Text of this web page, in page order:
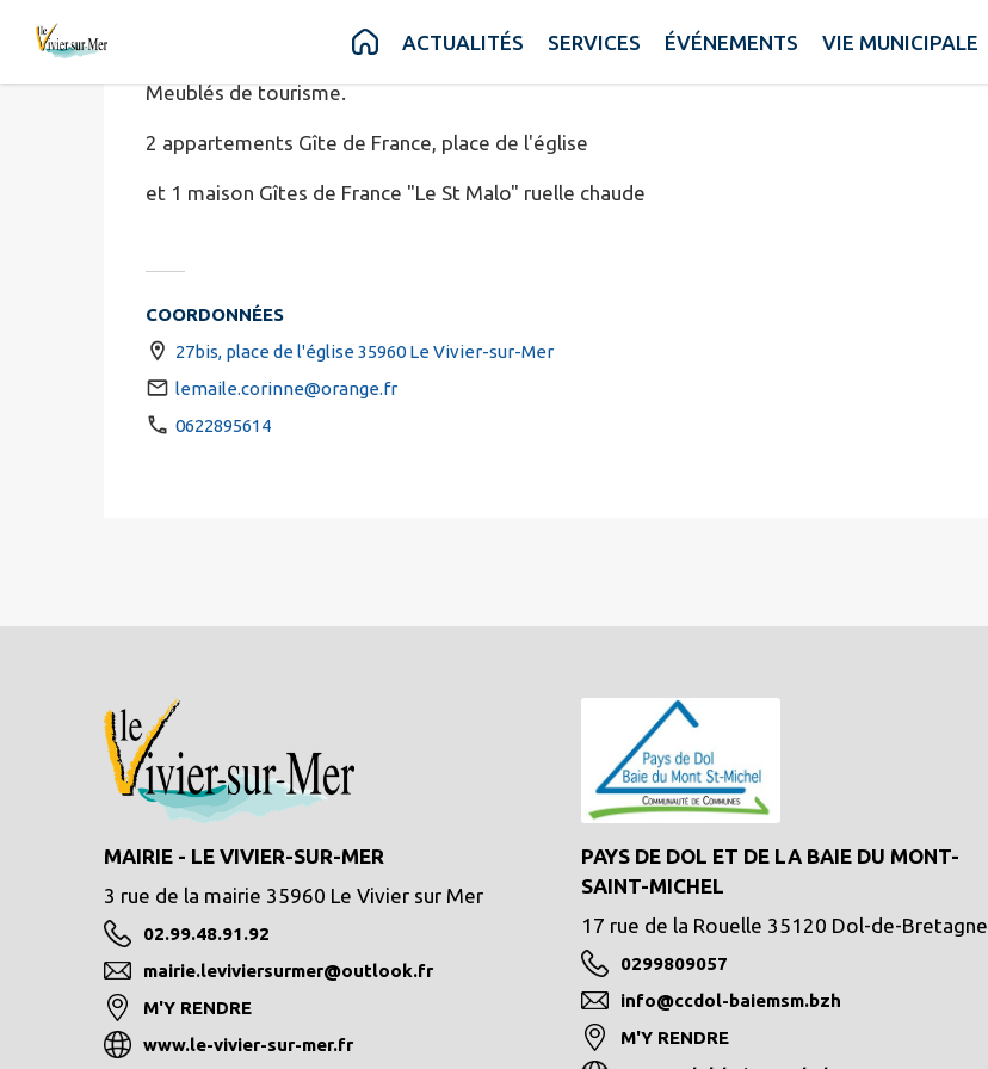
Contenu Pied de page
ACTUALITÉS SERVICES ÉVÉNEMENTS VIE MUNICIPALE
Mme LEMAILE Corinne
Meublés de tourisme.
2 appartements Gîte de France, place de l'église
et 1 maison Gîtes de France "Le St Malo" ruelle chaude
COORDONNÉES
27bis, place de l'église 35960 Le Vivier-sur-Mer
lemaile.corinne@orange.fr
0622895614
MAIRIE - LE VIVIER-SUR-MER
3 rue de la mairie 35960 Le Vivier sur Mer
02.99.48.91.92
mairie.leviviersurmer@outlook.fr
M'Y RENDRE
www.le-vivier-sur-mer.fr
PAYS DE DOL ET DE LA BAIE DU MONT-
SAINT-MICHEL
17 rue de la Rouelle 35120 Dol-de-Bretagne
0299809057
info@ccdol-baiemsm.bzh
M'Y RENDRE